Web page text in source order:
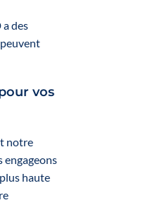
des
vos
notre
engageons
haute